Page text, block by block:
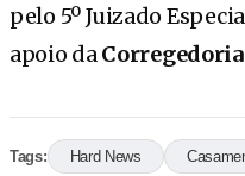
pelo 5º Juizado
apoio da
Tags: Hard News